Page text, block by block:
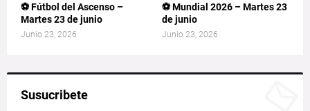
⚽ Fútbol del Ascenso –
Martes 23 de junio
Junio 23, 2026
⚽ Mundial 2026 – Martes 23
de junio
Junio 23, 2026
Susucribete